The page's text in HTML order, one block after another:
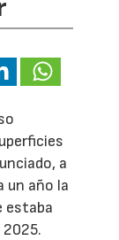
a
un año la
estaba